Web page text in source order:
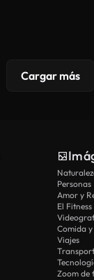
Cargar más
Personas
Amor y
El Fitness
Comida
Viajes
Zoom de